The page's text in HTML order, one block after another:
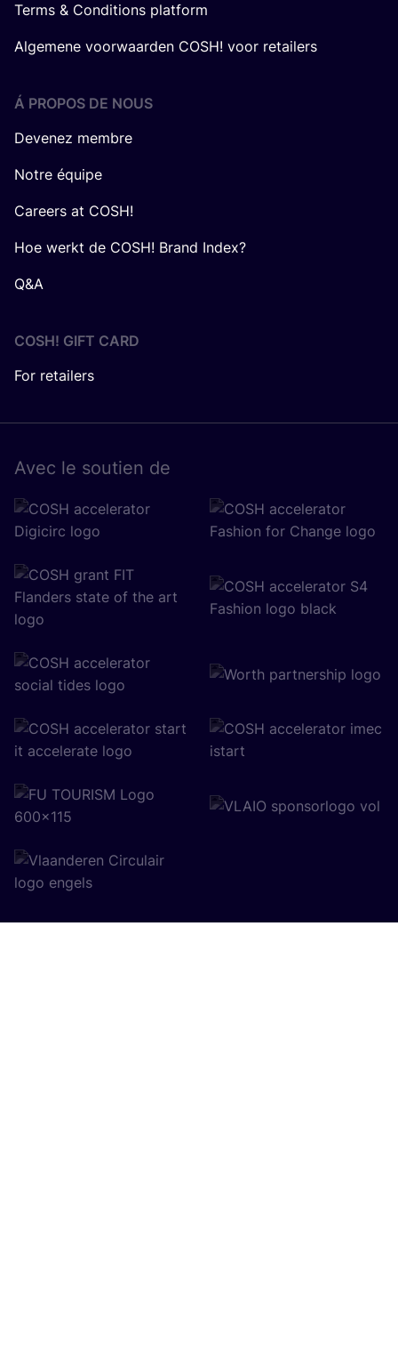
Terms & Conditions platform
Algemene voorwaarden COSH! voor retailers
Á PROPOS DE NOUS
Devenez membre
Notre équipe
Careers at COSH!
Hoe werkt de COSH! Brand Index?
Q&A
COSH! GIFT CARD
For retailers
Avec le sou­tien de